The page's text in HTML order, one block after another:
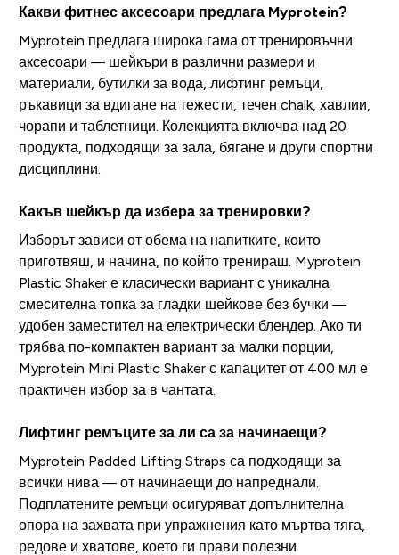
Какви фитнес аксесоари предлага Myprotein?
Myprotein предлага широка гама от тренировъчни
аксесоари — шейкъри в различни размери и
материали, бутилки за вода, лифтинг ремъци,
ръкавици за вдигане на тежести, течен chalk, хавлии,
чорапи и таблетници. Колекцията включва над 20
продукта, подходящи за зала, бягане и други спортни
дисциплини.
Какъв шейкър да избера за тренировки?
Изборът зависи от обема на напитките, които
приготвяш, и начина, по който тренираш. Myprotein
Plastic Shaker е класически вариант с уникална
смесителна топка за гладки шейкове без бучки —
удобен заместител на електрически блендер. Ако ти
трябва по-компактен вариант за малки порции,
Myprotein Mini Plastic Shaker с капацитет от 400 мл е
практичен избор за в чантата.
Лифтинг ремъците за ли са за начинаещи?
Myprotein Padded Lifting Straps са подходящи за
всички нива — от начинаещи до напреднали.
Подплатените ремъци осигуряват допълнителна
опора на захвата при упражнения като мъртва тяга,
редове и хватове, което ги прави полезни